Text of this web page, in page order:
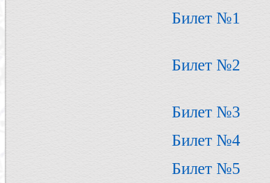
Билет №1
Билет №2
Билет №3
Билет №4
Билет №5